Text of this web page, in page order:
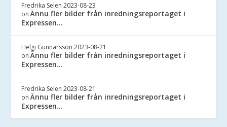
Fredrika Selen 2023-08-23
onÄnnu fler bilder från inredningsreportaget i
Expressen…
Helgi Gunnarsson 2023-08-21
onÄnnu fler bilder från inredningsreportaget i
Expressen…
Fredrika Selen 2023-08-21
onÄnnu fler bilder från inredningsreportaget i
Expressen…